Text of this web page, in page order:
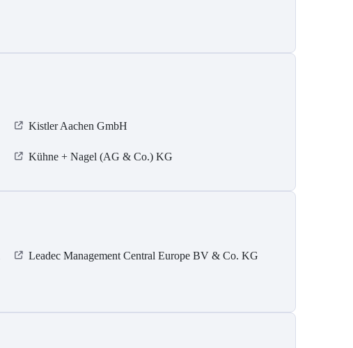
Kistler Aachen GmbH
Kühne + Nagel (AG & Co.) KG
Leadec Management Central Europe BV & Co. KG